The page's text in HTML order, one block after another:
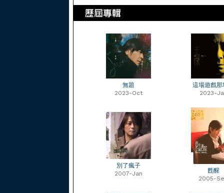
無題
2023-Oct
這場遊戲那
2023-
別了瘋子
2007-Jan
甦醒
2005-